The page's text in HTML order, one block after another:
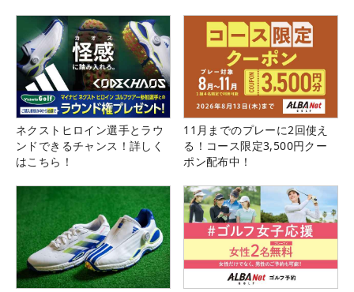
ネクストヒロイン選手とラウ
ンドできるチャンス！詳しく
はこちら！
11月までのプレーに2回使え
る！コース限定3,500円クー
ポン配布中！